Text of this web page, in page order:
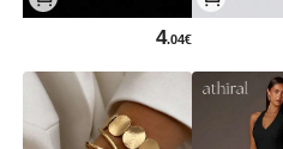
4.04€